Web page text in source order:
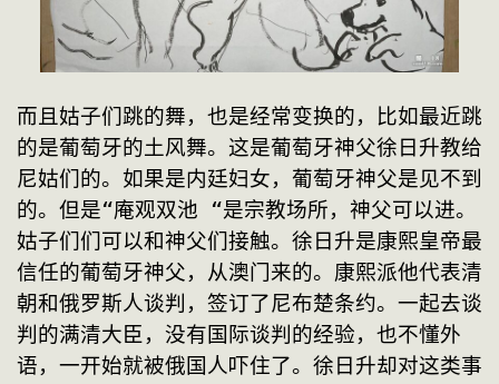
而且姑子们跳的舞，也是经常变换的，比如最近跳
的是葡萄牙的土风舞。这是葡萄牙神父徐日升教给
尼姑们的。如果是内廷妇女，葡萄牙神父是见不到
的。但是“庵观双池 “是宗教场所，神父可以进。
姑子们们可以和神父们接触。徐日升是康熙皇帝最
信任的葡萄牙神父，从澳门来的。康熙派他代表清
朝和俄罗斯人谈判，签订了尼布楚条约。一起去谈
判的满清大臣，没有国际谈判的经验，也不懂外
语，一开始就被俄国人吓住了。徐日升却对这类事